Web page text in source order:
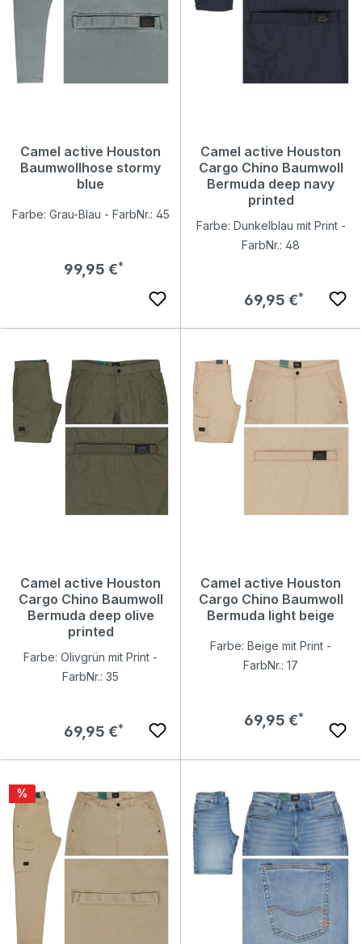
Camel active Houston
Baumwollhose stormy
blue
Farbe: Grau-Blau - FarbNr.: 45
Regulärer Preis:
99,95 €
Camel active Houston
Cargo Chino Baumwoll
Bermuda deep navy
printed
Farbe: Dunkelblau mit Print -
FarbNr.: 48
Regulärer Preis:
69,95 €
Camel active Houston
Cargo Chino Baumwoll
Bermuda deep olive
printed
Farbe: Olivgrün mit Print -
FarbNr.: 35
Regulärer Preis:
69,95 €
Camel active Houston
Cargo Chino Baumwoll
Bermuda light beige
Farbe: Beige mit Print -
FarbNr.: 17
Regulärer Preis:
69,95 €
Rabatt
%